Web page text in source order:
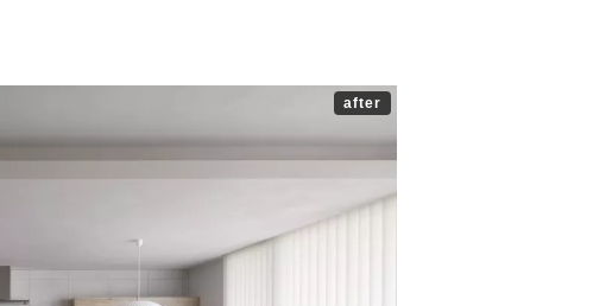
after